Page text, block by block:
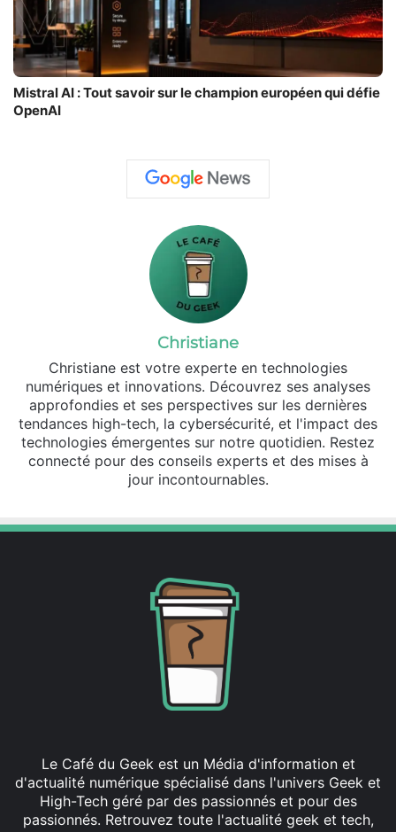
Mistral AI : Tout savoir sur le champion européen qui défie
OpenAI
Christiane
Christiane est votre experte en technologies
numériques et innovations. Découvrez ses analyses
approfondies et ses perspectives sur les dernières
tendances high-tech, la cybersécurité, et l'impact des
technologies émergentes sur notre quotidien. Restez
connecté pour des conseils experts et des mises à
jour incontournables.
Le Café du Geek est un Média d'information et
d'actualité numérique spécialisé dans l'univers Geek et
High-Tech géré par des passionnés et pour des
passionnés. Retrouvez toute l'actualité geek et tech,